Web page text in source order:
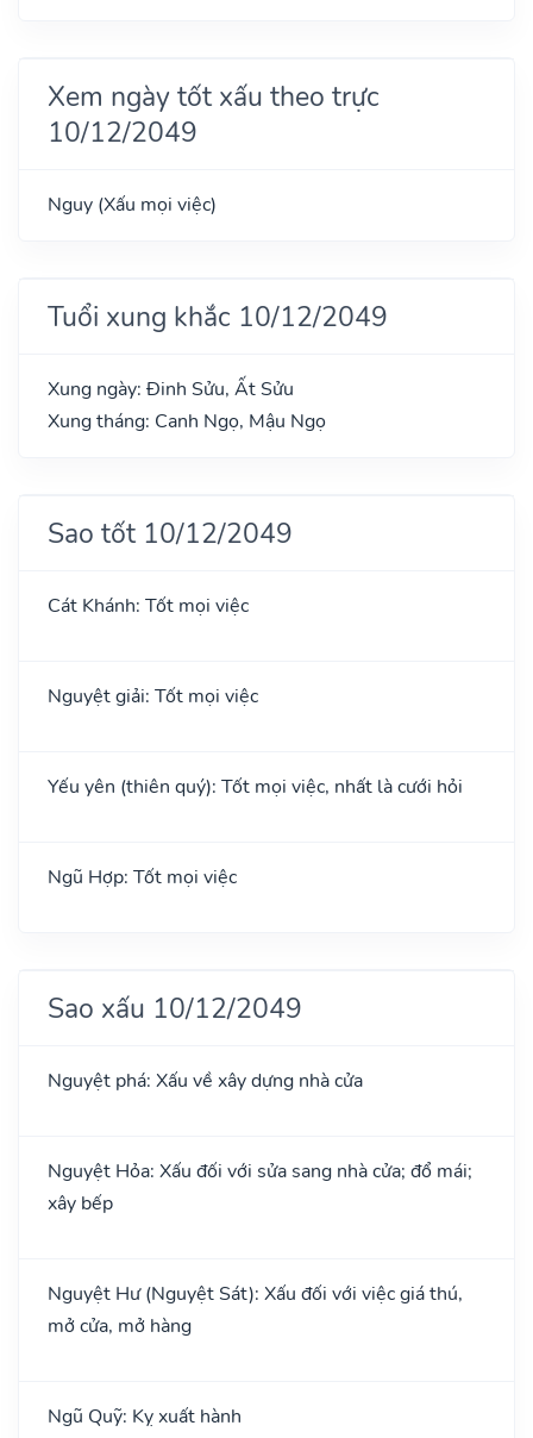
Xem ngày tốt xấu theo trực
10/12/2049
Nguy (Xấu mọi việc)
Tuổi xung khắc 10/12/2049
Xung ngày: Đinh Sửu, Ất Sửu
Xung tháng: Canh Ngọ, Mậu Ngọ
Sao tốt 10/12/2049
Cát Khánh: Tốt mọi việc
Nguyệt giải: Tốt mọi việc
Yếu yên (thiên quý): Tốt mọi việc, nhất là cưới hỏi
Ngũ Hợp: Tốt mọi việc
Sao xấu 10/12/2049
Nguyệt phá: Xấu về xây dựng nhà cửa
Nguyệt Hỏa: Xấu đối với sửa sang nhà cửa; đổ mái;
xây bếp
Nguyệt Hư (Nguyệt Sát): Xấu đối với việc giá thú,
mở cửa, mở hàng
Ngũ Quỹ: Kỵ xuất hành